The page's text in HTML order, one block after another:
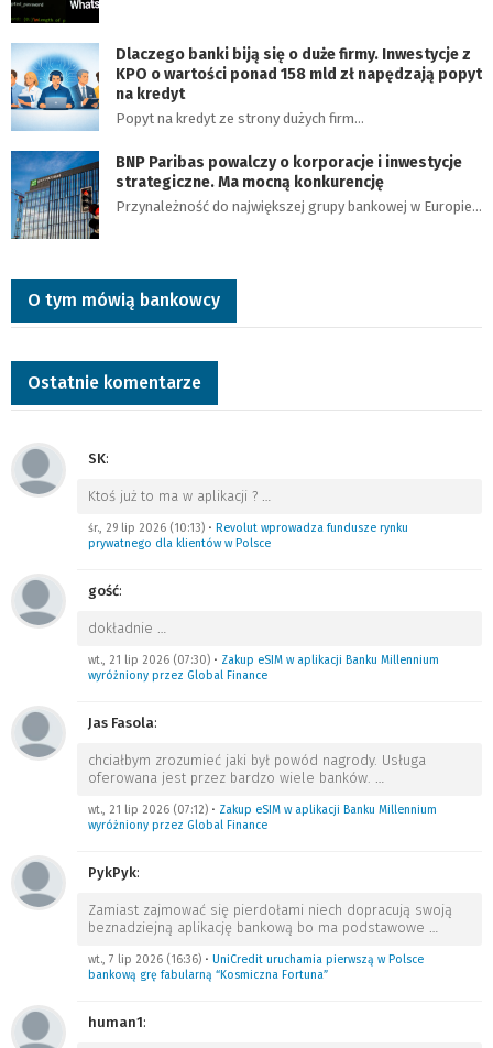
Dlaczego banki biją się o duże firmy. Inwestycje z
KPO o wartości ponad 158 mld zł napędzają popyt
na kredyt
Popyt na kredyt ze strony dużych firm…
BNP Paribas powalczy o korporacje i inwestycje
strategiczne. Ma mocną konkurencję
Przynależność do największej grupy bankowej w Europie…
O tym mówią bankowcy
Ostatnie komentarze
SK:
Ktoś już to ma w aplikacji ?
śr., 29 lip 2026 (10:13) • Revolut wprowadza fundusze rynku
prywatnego dla klientów w Polsce
gość:
dokładnie
wt., 21 lip 2026 (07:30) • Zakup eSIM w aplikacji Banku Millennium
wyróżniony przez Global Finance
Jas Fasola:
chciałbym zrozumieć jaki był powód nagrody. Usługa
oferowana jest przez bardzo wiele banków.
wt., 21 lip 2026 (07:12) • Zakup eSIM w aplikacji Banku Millennium
wyróżniony przez Global Finance
PykPyk:
Zamiast zajmować się pierdołami niech dopracują swoją
beznadziejną aplikację bankową bo ma podstawowe
wt., 7 lip 2026 (16:36) • UniCredit uruchamia pierwszą w Polsce
bankową grę fabularną “Kosmiczna Fortuna”
human1: